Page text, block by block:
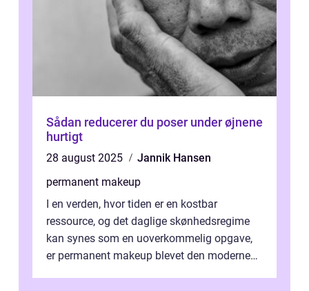
Sådan reducerer du poser under øjnene
hurtigt
28 august 2025
Jannik Hansen
permanent makeup
I en verden, hvor tiden er en kostbar
ressource, og det daglige skønhedsregime
kan synes som en uoverkommelig opgave,
er permanent makeup blevet den moderne